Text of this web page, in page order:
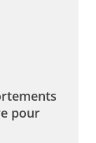
pour